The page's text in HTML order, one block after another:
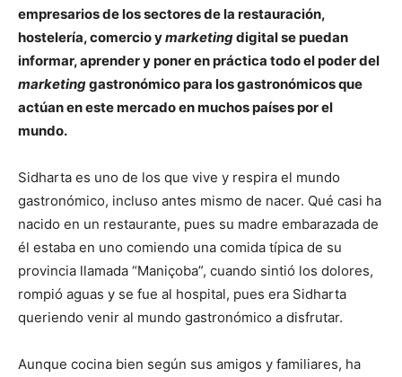
empresarios de los sectores de la restauración,
hostelería, comercio ymarketingdigital se puedan
informar, aprender y poner en práctica todo el poder del
marketinggastronómico para los gastronómicos que
actúan en este mercado en muchos países por el
mundo.
Sidharta es uno de los que vive y respira el mundo
gastronómico, incluso antes mismo de nacer. Qué casi ha
nacido en un restaurante, pues su madre embarazada de
él estaba en uno comiendo una comida típica de su
provincia llamada “Maniçoba”, cuando sintió los dolores,
rompió aguas y se fue al hospital, pues era Sidharta
queriendo venir al mundo gastronómico a disfrutar.
Aunque cocina bien según sus amigos y familiares, ha